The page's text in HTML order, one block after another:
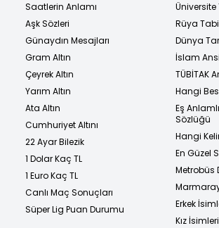
Saatlerin Anlamı
Aşk Sözleri
Günaydın Mesajları
Gram Altın
Çeyrek Altın
Yarım Altın
Ata Altın
Cumhuriyet Altını
22 Ayar Bilezik
1 Dolar Kaç TL
1 Euro Kaç TL
Canlı Maç Sonuçları
Süper Lig Puan Durumu
Üniversite
Rüya
Dünya
İslam
TÜBİTAK
Hangi
Eş
Sözlüğü
Hangi
En Güzel
Metrobüs
Erkek
Kız İsimleri